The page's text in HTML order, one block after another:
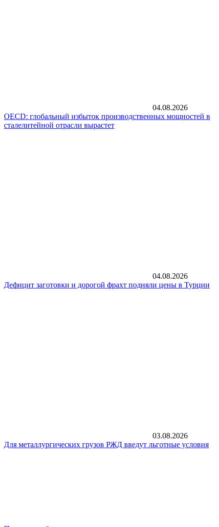
04.08.2026
OECD: глобальный избыток производственных мощностей в
сталелитейной отрасли вырастет
04.08.2026
Дефицит заготовки и дорогой фрахт подняли цены в Турции
03.08.2026
Для металлургических грузов РЖД введут льготные условия